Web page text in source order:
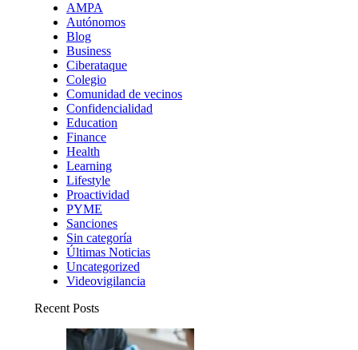
AMPA
Autónomos
Blog
Business
Ciberataque
Colegio
Comunidad de vecinos
Confidencialidad
Education
Finance
Health
Learning
Lifestyle
Proactividad
PYME
Sanciones
Sin categoría
Últimas Noticias
Uncategorized
Videovigilancia
Recent Posts